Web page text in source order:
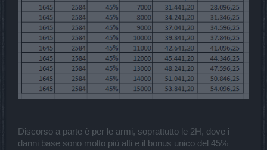
Discorso a parte è per le armi, soprattutto le 2H, dove i
danni base sono molto più alti e il bonus unico del 45%